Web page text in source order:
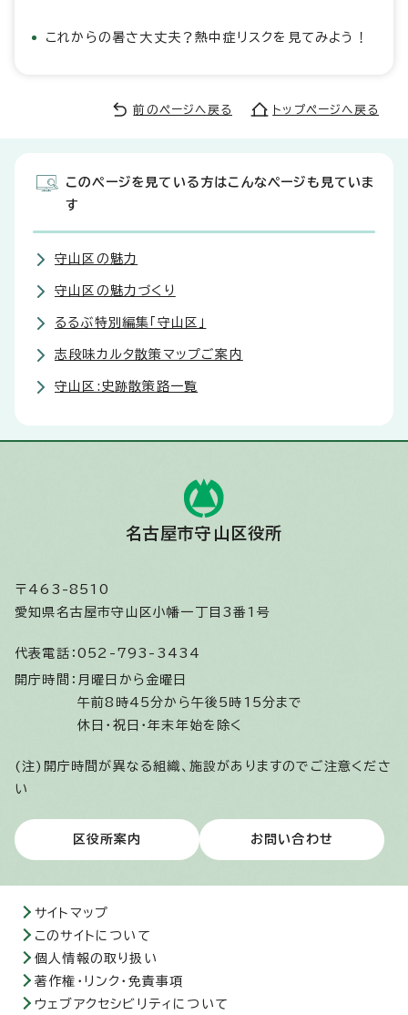
これからの暑さ大丈夫？熱中症リスクを見てみよう！
前のページへ戻る トップページへ戻る
このページを見ている方はこんなページも見ていま
す
守山区の魅力
守山区の魅力づくり
るるぶ特別編集「守山区」
志段味カルタ散策マップご案内
守山区:史跡散策路一覧
名古屋市守山区役所
〒463-8510
愛知県名古屋市守山区小幡一丁目3番1号
代表電話： 052-793-3434
開庁時間： 月曜日から金曜日
午前8時45分から午後5時15分まで
休日・祝日・年末年始を除く
(注)開庁時間が異なる組織、施設がありますのでご注意くださ
い
区役所案内 お問い合わせ
サイトマップ
このサイトについて
個人情報の取り扱い
著作権・リンク・免責事項
ウェブアクセシビリティについて